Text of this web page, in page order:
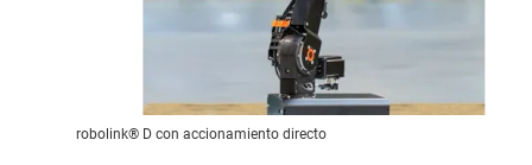
robolink® D con accionamiento directo